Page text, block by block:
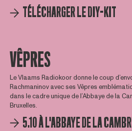
TÉLÉCHARGER LE DIY-KIT
VÊPRES
Le Vlaams Radiokoor donne le coup
Rachmaninov avec ses Vêpres
dans le cadre unique de l’Abbaye de la
Bruxelles.
5.10 À L'ABBAYE DE LA